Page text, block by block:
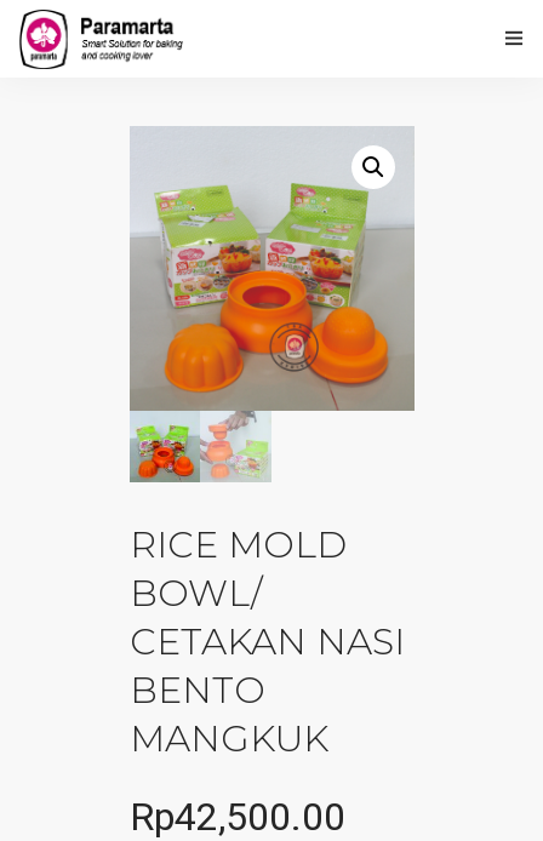
PARAMARTA Loyalty Point
Lembaga Kursus Paramarta
Ulasan Kami
RICE MOLD
BOWL/
CETAKAN NASI
BENTO
MANGKUK
Rp42,500.00